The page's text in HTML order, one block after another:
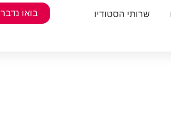
שרותי הסטודיו בואו נדבר